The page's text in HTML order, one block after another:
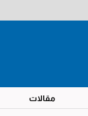
مقالات